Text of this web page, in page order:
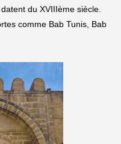
du XVIIIème siècle.
comme Bab Tunis, Bab